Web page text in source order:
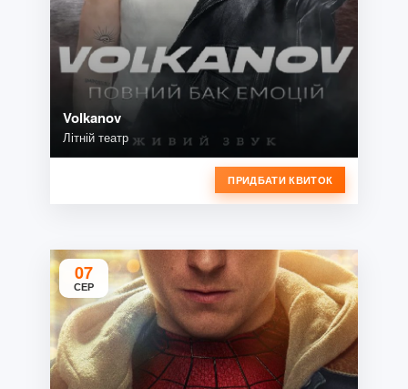
Volkanov
Літній театр
ПРИДБАТИ КВИТОК
07
СЕР